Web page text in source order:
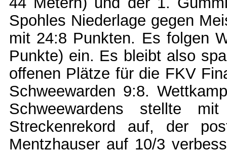
Spohles Niederlage gegen
mit 24:8 Punkten. Es folgen
Punkte) ein. Es bleibt also
offenen Plätze für die FKV
Schweewarden 9:8.
Schweewardens stellte
Streckenrekord auf, der
Mentzhauser auf 10/3